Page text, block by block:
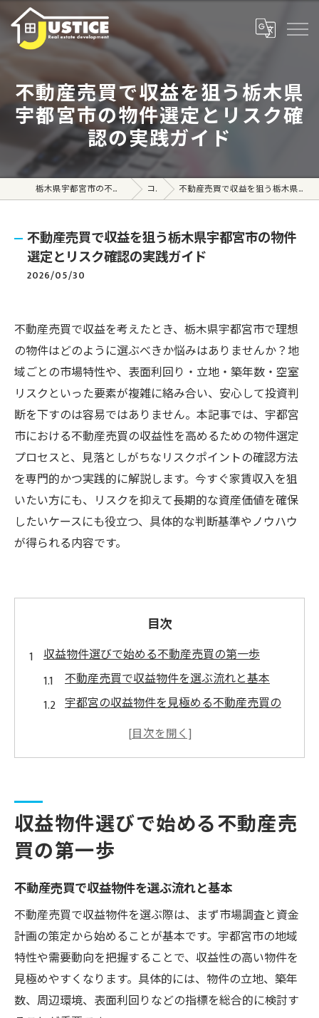
不動産売買で収益を狙う栃木県
宇都宮市の物件選定とリスク確
認の実践ガイド
栃木県宇都宮市の不動産売買なら株式会社ジャスティス コラム 不動産売買で収益を狙う栃木県宇都宮市の物件選定とリスク確認の実践ガイド
不動産売買で収益を狙う栃木県宇都宮市の物件
選定とリスク確認の実践ガイド
2026/05/30
不動産売買で収益を考えたとき、栃木県宇都宮市で理想
の物件はどのように選ぶべきか悩みはありませんか？地
域ごとの市場特性や、表面利回り・立地・築年数・空室
リスクといった要素が複雑に絡み合い、安心して投資判
断を下すのは容易ではありません。本記事では、宇都宮
市における不動産売買の収益性を高めるための物件選定
プロセスと、見落としがちなリスクポイントの確認方法
を専門的かつ実践的に解説します。今すぐ家賃収入を狙
いたい方にも、リスクを抑えて長期的な資産価値を確保
したいケースにも役立つ、具体的な判断基準やノウハウ
が得られる内容です。
目次
収益物件選びで始める不動産売買の第一歩
不動産売買で収益物件を選ぶ流れと基本
宇都宮の収益物件を見極める不動産売買の
る
宇都宮で不動産売買を収益化する選定基準
今注目集まる宇都宮市のオーナーチェンジ物件
事情
不動産売買で注目のオーナーチェンジ物件
とは
宇都宮のオーナーチェンジ物件で収益性を
高める
不動産売買で失敗しないオーナーチェンジ
収益物件選びで始める不動産売
買の第一歩
不動産売買で収益物件を選ぶ流れと基本
不動産売買で収益物件を選ぶ際は、まず市場調査と資金
計画の策定から始めることが基本です。宇都宮市の地域
特性や需要動向を把握することで、収益性の高い物件を
見極めやすくなります。具体的には、物件の立地、築年
数、周辺環境、表面利回りなどの指標を総合的に検討す